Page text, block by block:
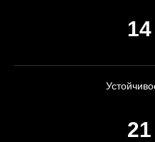
14
21